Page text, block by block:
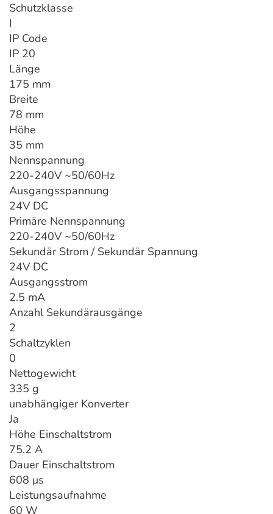
Schutzklasse
I
IP Code
IP 20
Länge
175 mm
Breite
78 mm
Höhe
35 mm
Nennspannung
220-240V ~50/60Hz
Ausgangsspannung
24V DC
Primäre Nennspannung
220-240V ~50/60Hz
Sekundär Strom / Sekundär Spannung
24V DC
Ausgangsstrom
2.5 mA
Anzahl Sekundärausgänge
2
Schaltzyklen
0
Nettogewicht
335 g
unabhängiger Konverter
Ja
Höhe Einschaltstrom
75.2 A
Dauer Einschaltstrom
608 μs
Leistungsaufnahme
60 W